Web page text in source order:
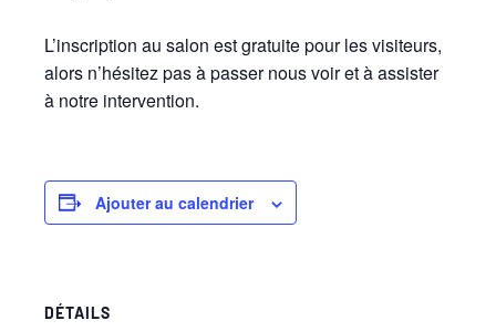
L’inscription au salon est gratuite pour les visiteurs,
alors n’hésitez pas à passer nous voir et à assister
à notre intervention.
Ajouter au calendrier
DÉTAILS